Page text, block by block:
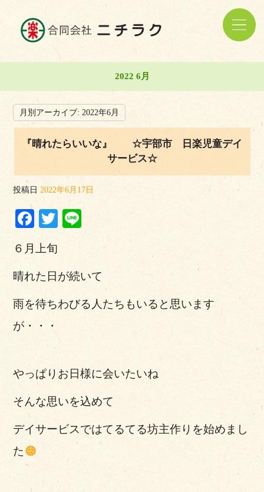
2022 6月
月別アーカイブ:2022年6月
『晴れたらいいな』 ☆宇部市 日楽児童デイ
サービス☆
投稿日 2022年6月17日
Facebook
Twitter
６月上旬
晴れた日が続いて
雨を待ちわびる人たちもいると思います
が・・・
やっぱりお日様に会いたいね
そんな思いを込めて
デイサービスではてるてる坊主作りを始めまし
た